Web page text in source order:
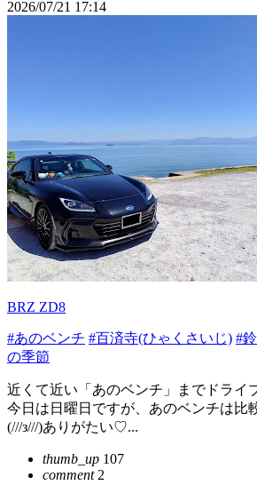
2026/07/21 17:14
BRZ ZD8
#あのベンチ #百済寺(ひゃくさいじ) #
の季節
近くて近い「あのベンチ」までドライ
今日は日曜日ですが、あのベンチは比
(///з///)ありがたい♡...
thumb_up 107
comment2